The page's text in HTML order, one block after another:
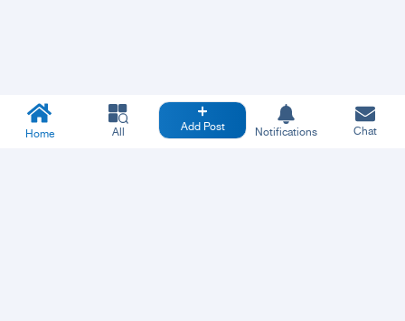
Home All Add Post Notifications Chat